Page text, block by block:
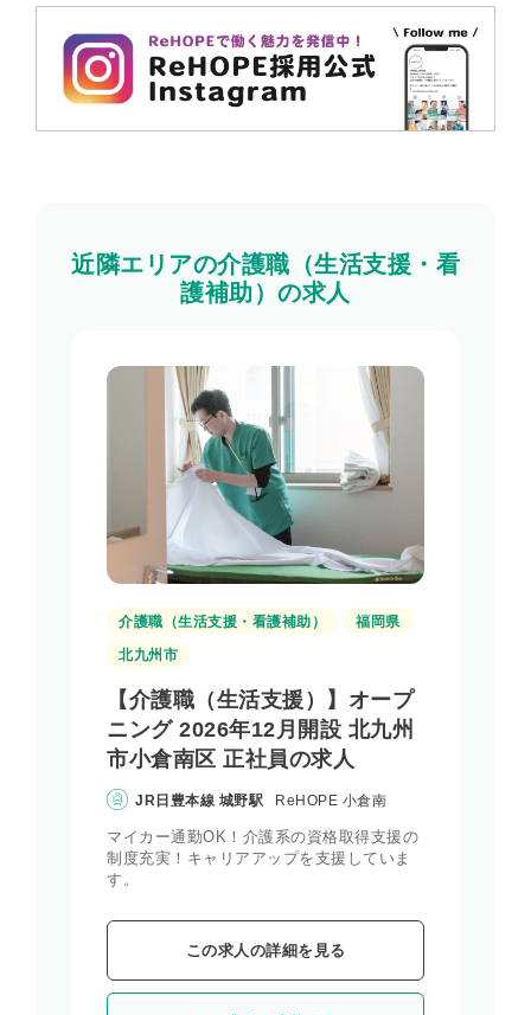
近隣エリアの介護職（生活支援・看
護補助）の求人
介護職（生活支援・看護補助）
福岡県
北九州市
【介護職（生活支援）】オープ
ニング 2026年12月開設 北九州
市小倉南区 正社員の求人
JR日豊本線 城野駅 ReHOPE 小倉南
マイカー通勤OK！介護系の資格取得支援の
制度充実！キャリアアップを支援していま
す。
この求人の詳細を見る